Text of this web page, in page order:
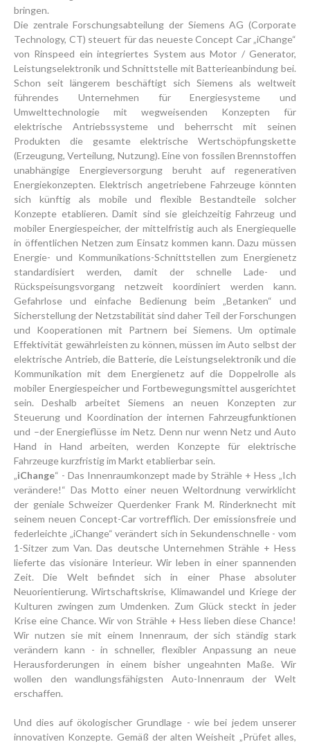
bringen.
Die zentrale Forschungsabteilung der Siemens AG (Corporate
Technology, CT) steuert für das neueste Concept Car „iChange“
von Rinspeed ein integriertes System aus Motor / Generator,
Leistungselektronik und Schnittstelle mit Batterieanbindung bei.
Schon seit längerem beschäftigt sich Siemens als weltweit
führendes Unternehmen für Energiesysteme und
Umwelttechnologie mit wegweisenden Konzepten für
elektrische Antriebssysteme und beherrscht mit seinen
Produkten die gesamte elektrische Wertschöpfungskette
(Erzeugung, Verteilung, Nutzung). Eine von fossilen Brennstoffen
unabhängige Energieversorgung beruht auf regenerativen
Energiekonzepten. Elektrisch angetriebene Fahrzeuge könnten
sich künftig als mobile und flexible Bestandteile solcher
Konzepte etablieren. Damit sind sie gleichzeitig Fahrzeug und
mobiler Energiespeicher, der mittelfristig auch als Energiequelle
in öffentlichen Netzen zum Einsatz kommen kann. Dazu müssen
Energie- und Kommunikations-Schnittstellen zum Energienetz
standardisiert werden, damit der schnelle Lade- und
Rückspeisungsvorgang netzweit koordiniert werden kann.
Gefahrlose und einfache Bedienung beim „Betanken“ und
Sicherstellung der Netzstabilität sind daher Teil der Forschungen
und Kooperationen mit Partnern bei Siemens. Um optimale
Effektivität gewährleisten zu können, müssen im Auto selbst der
elektrische Antrieb, die Batterie, die Leistungselektronik und die
Kommunikation mit dem Energienetz auf die Doppelrolle als
mobiler Energiespeicher und Fortbewegungsmittel ausgerichtet
sein. Deshalb arbeitet Siemens an neuen Konzepten zur
Steuerung und Koordination der internen Fahrzeugfunktionen
und –der Energieflüsse im Netz. Denn nur wenn Netz und Auto
Hand in Hand arbeiten, werden Konzepte für elektrische
Fahrzeuge kurzfristig im Markt etablierbar sein.
„iChange“ - Das Innenraumkonzept made by Strähle + Hess „Ich
verändere!“ Das Motto einer neuen Weltordnung verwirklicht
der geniale Schweizer Querdenker Frank M. Rinderknecht mit
seinem neuen Concept-Car vortrefflich. Der emissionsfreie und
federleichte „iChange“ verändert sich in Sekundenschnelle - vom
1-Sitzer zum Van. Das deutsche Unternehmen Strähle + Hess
lieferte das visionäre Interieur. Wir leben in einer spannenden
Zeit. Die Welt befindet sich in einer Phase absoluter
Neuorientierung. Wirtschaftskrise, Klimawandel und Kriege der
Kulturen zwingen zum Umdenken. Zum Glück steckt in jeder
Krise eine Chance. Wir von Strähle + Hess lieben diese Chance!
Wir nutzen sie mit einem Innenraum, der sich ständig stark
verändern kann - in schneller, flexibler Anpassung an neue
Herausforderungen in einem bisher ungeahnten Maße. Wir
wollen den wandlungsfähigsten Auto-Innenraum der Welt
erschaffen.
Und dies auf ökologischer Grundlage - wie bei jedem unserer
innovativen Konzepte. Gemäß der alten Weisheit „Prüfet alles,